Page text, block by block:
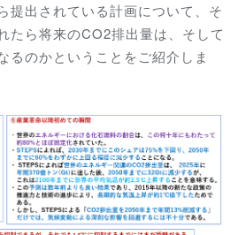
提出されている計画について、そ
たら将来のCO2排出量は、そして
るのかということをご紹介しま